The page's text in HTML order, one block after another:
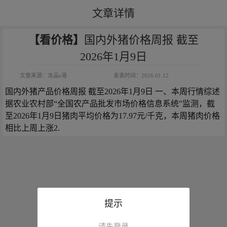
文章详情
【看价格】
国内外猪价格周报 截至
2026年1月9日
文章来源： 冻品e港 发表时间： 2026.01.12
国内外猪产品价格周报 截至2026年1月9日 一、本周行情综述
据农业农村部“全国农产品批发市场价格信息系统”监测，截
至2026年1月9日猪肉平均价格为17.97元/千克，本周猪肉价格
相比上周上涨2.
提示